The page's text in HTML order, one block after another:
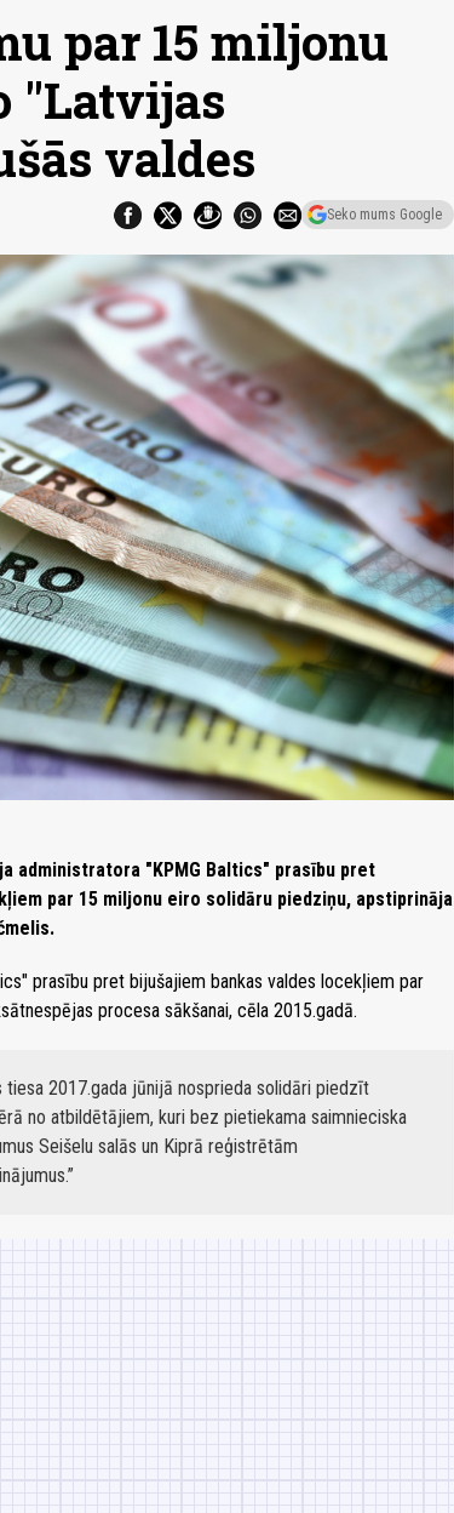
par 15 miljonu
"Latvijas
valdes
Seko mums Google
administratora "KPMG Baltics" prasību pret
par 15 miljonu eiro solidāru piedziņu, apstiprināja
prasību pret bijušajiem bankas valdes locekļiem par
procesa sākšanai, cēla 2015.gadā.
2017.gada jūnijā nosprieda solidāri piedzīt
no atbildētājiem, kuri bez pietiekama saimnieciska
Seišelu salās un Kiprā reģistrētām